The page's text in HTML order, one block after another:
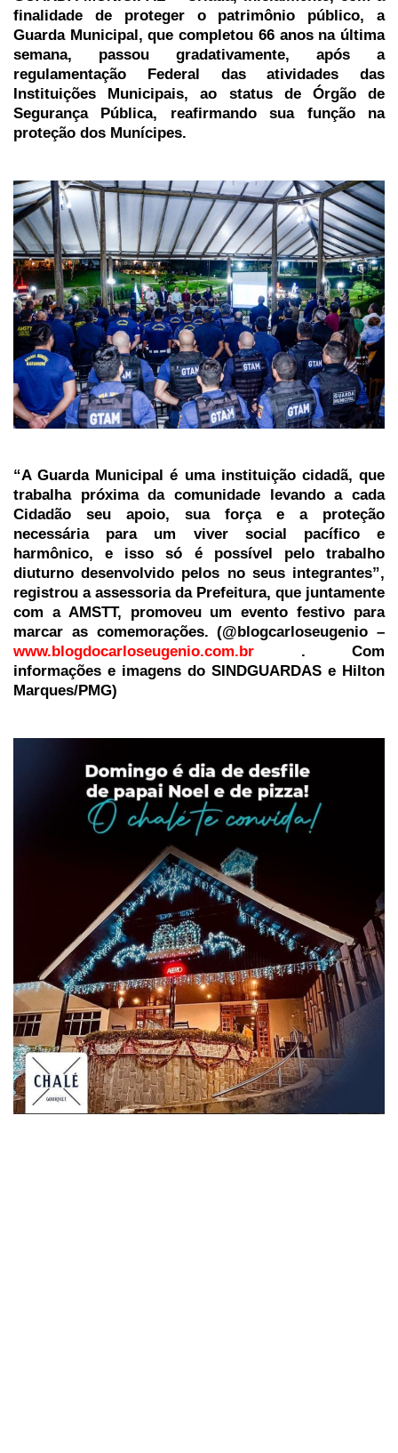
finalidade de proteger o patrimônio público, a
Guarda Municipal, que completou 66 anos na última
semana, passou gradativamente, após a
regulamentação Federal das atividades das
Instituições Municipais, ao status de Órgão de
Segurança Pública, reafirmando sua função na
proteção dos Munícipes.
“A Guarda Municipal é uma instituição cidadã, que
trabalha próxima da comunidade levando a cada
Cidadão seu apoio, sua força e a proteção
necessária para um viver social pacífico e
harmônico, e isso só é possível pelo trabalho
diuturno desenvolvido pelos no seus integrantes”,
registrou a assessoria da Prefeitura, que juntamente
com a AMSTT, promoveu um evento festivo para
marcar as comemorações. (@blogcarloseugenio –
www.blogdocarloseugenio.com.br . Com
informações e imagens do SINDGUARDAS e Hilton
Marques/PMG)